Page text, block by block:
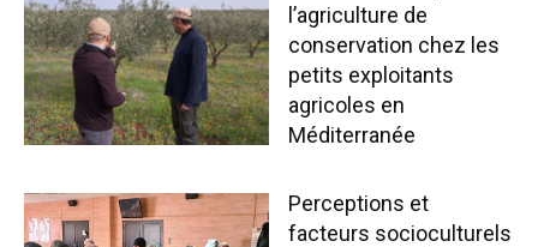
l’agriculture de
conservation chez les
petits exploitants
agricoles en
Méditerranée
Perceptions et
facteurs socioculturels